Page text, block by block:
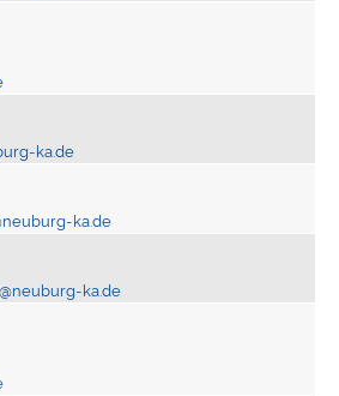
ka.de
ka.de
ka.de